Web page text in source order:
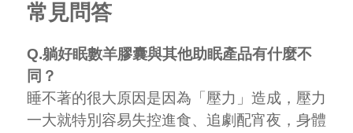
常見問答
Q.躺好眠數羊膠囊與其他助眠產品有什麼不
同？
睡不著的很大原因是因為「壓力」造成，壓力
一大就特別容易失控進食、追劇配宵夜，身體